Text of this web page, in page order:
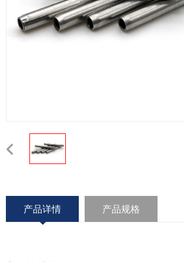
产品详情 产品规格